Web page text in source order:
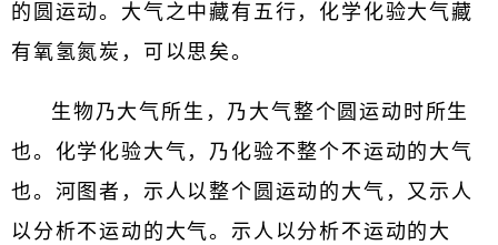
的圆运动。大气之中藏有五行，化学化验大气藏
有氧氢氮炭，可以思矣。
生物乃大气所生，乃大气整个圆运动时所生
也。化学化验大气，乃化验不整个不运动的大气
也。河图者，示人以整个圆运动的大气，又示人
以分析不运动的大气。示人以分析不运动的大